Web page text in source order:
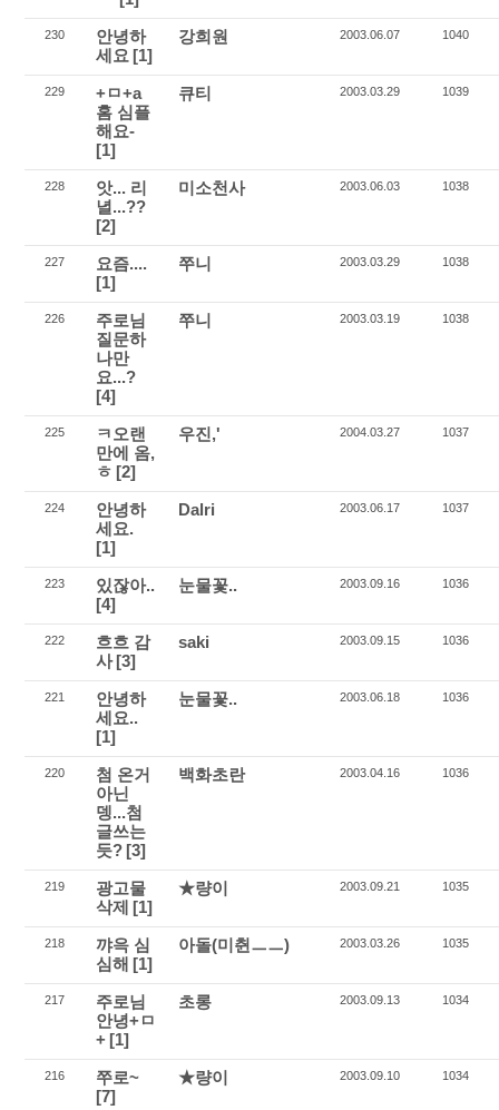
230
안녕하
세요 [1]
강희원 2003.06.07 1040
229
+ㅁ+a
홈 심플
해요-
[1]
큐티 2003.03.29 1039
228
앗... 리
녈...??
[2]
미소천사 2003.06.03 1038
227
요즘....
[1]
쭈니 2003.03.29 1038
226
주로님
질문하
나만
요...?
[4]
쭈니 2003.03.19 1038
225
ㅋ오랜
만에 옴,
ㅎ [2]
우진,' 2004.03.27 1037
224
안녕하
세요.
[1]
Dalri 2003.06.17 1037
223
있잖아..
[4]
눈물꽃.. 2003.09.16 1036
222
흐흐 감
사[3]
saki 2003.09.15 1036
221
안녕하
세요..
[1]
눈물꽃.. 2003.06.18 1036
220
첨 온거
아닌
뎅...첨
글쓰는
듯? [3]
백화초란 2003.04.16 1036
219
광고물
삭제 [1]
★량이 2003.09.21 1035
218
꺄윽 심
심해 [1]
아돌(미췬ㅡㅡ) 2003.03.26 1035
217
주로님
안녕+ㅁ
+ [1]
초롱 2003.09.13 1034
216
쭈로~
[7]
★량이 2003.09.10 1034